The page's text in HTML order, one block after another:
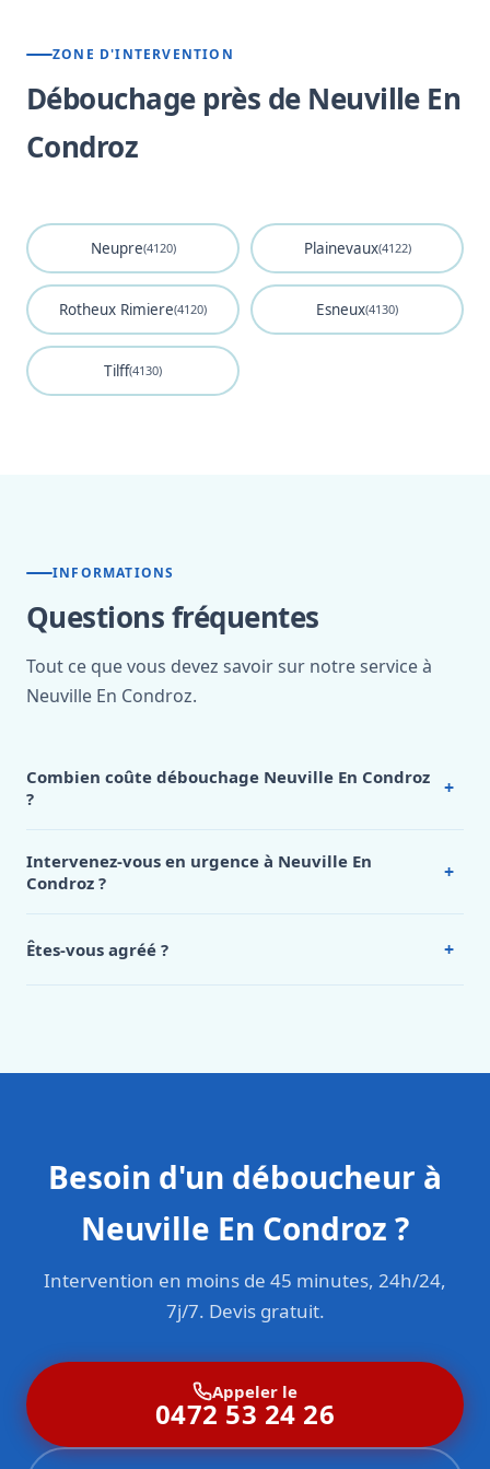
ZONE D'INTERVENTION
Débouchage près de Neuville En
Condroz
Neupre(4120) Plainevaux(4122)
Rotheux Rimiere(4120) Esneux(4130)
Tilff(4130)
INFORMATIONS
Questions fréquentes
Tout ce que vous devez savoir sur notre service à
Neuville En Condroz.
Combien coûte débouchage Neuville En Condroz
?
+
Neuville En Condroz, appelez le 0472 53 24 26.
Intervenez-vous en urgence à Neuville En
Condroz ?
+
Êtes-vous agréé ? +
Besoin d'un déboucheur à
Neuville En Condroz ?
Intervention en moins de 45 minutes, 24h/24,
7j/7. Devis gratuit.
Appeler le
0472 53 24 26